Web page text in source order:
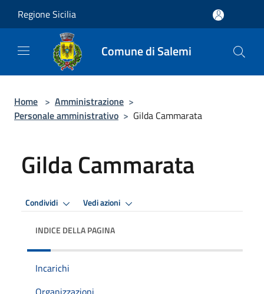
Regione Sicilia
Comune di Salemi
Home > Amministrazione >
Personale amministrativo > Gilda Cammarata
Gilda Cammarata
Condividi Vedi azioni
INDICE DELLA PAGINA
Incarichi